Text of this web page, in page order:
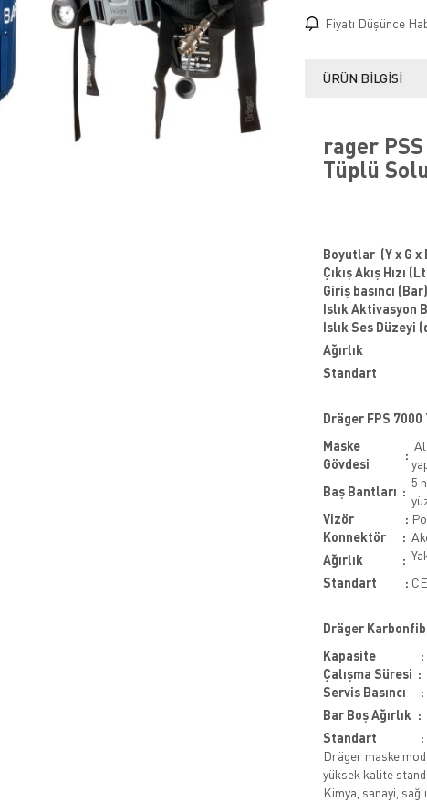
Fiyatı Düşünce
ÜRÜN BILGISI
rager
Tüplü
Boyutlar (Y x G x
Çıkış Akış Hızı
Giriş basıncı (Bar)
Islık Aktivasyon
Islık Ses Düzeyi
Ağırlık
Standart
Dräger FPS
Maske
Gövdesi
:
Baş Bantları :
5
Vizör
:
Konnektör
:
Ağırlık
:
Standart
:
Dräger
Kapasite
:
Çalışma Süresi :
Servis Basıncı
:
Bar Boş Ağırlık :
Standart
:
Dräger maske
yüksek kalite
Kimya, sanayi,